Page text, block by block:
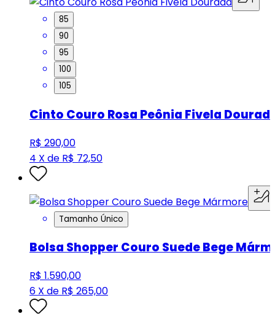
85
90
95
100
105
Cinto Couro Rosa Peônia Fivela
R$ 290,00
4 X de R$ 72,50
Tamanho Único
Bolsa Shopper Couro Suede Bege
R$ 1.590,00
6 X de R$ 265,00